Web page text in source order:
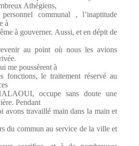
Athégiens,
communal , l’inaptitude
à
à gouverner. Aussi, et en dépit de
au point où nous les avions
me poussèrent à
fonctions, le traitement réservé au
occupe sans doute une
Pendant
avons travaillé main dans la main et
du commun au service de la ville et